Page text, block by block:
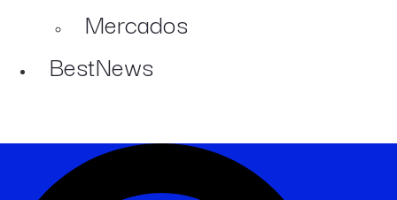
Mercados
BestNews